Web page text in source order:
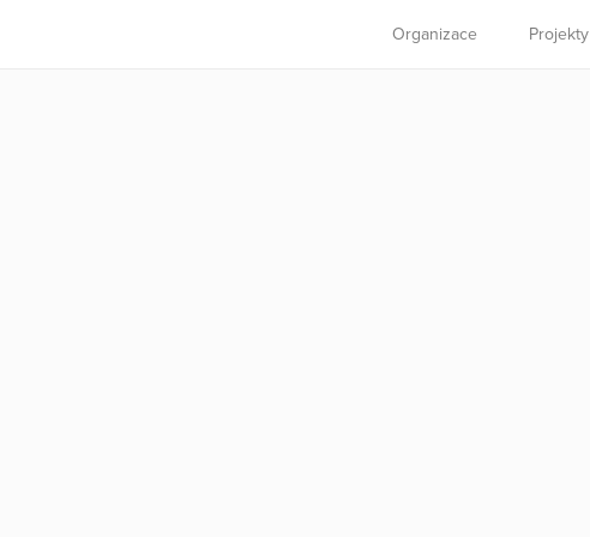
Organizace Projekty